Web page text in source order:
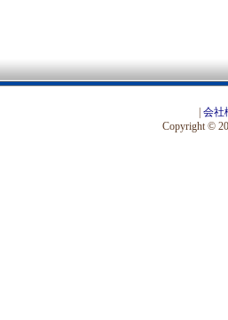
会社
Copyright ©